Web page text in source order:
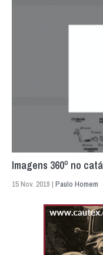
Imagens 360º no
15 Nov. 2019 | Paulo Homem